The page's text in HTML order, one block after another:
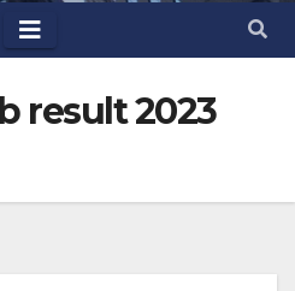
result 2023